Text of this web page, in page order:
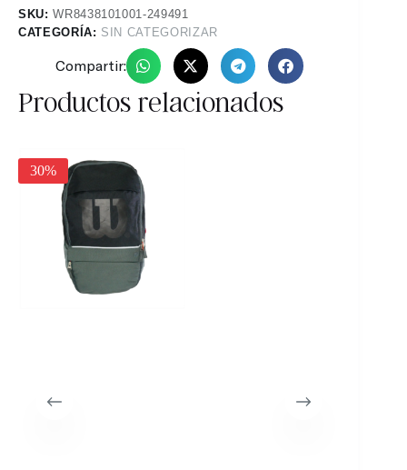
SKU:WR8438101001-249491
CATEGORÍA: SIN CATEGORIZAR
Compartir:
Productos relacionados
30%